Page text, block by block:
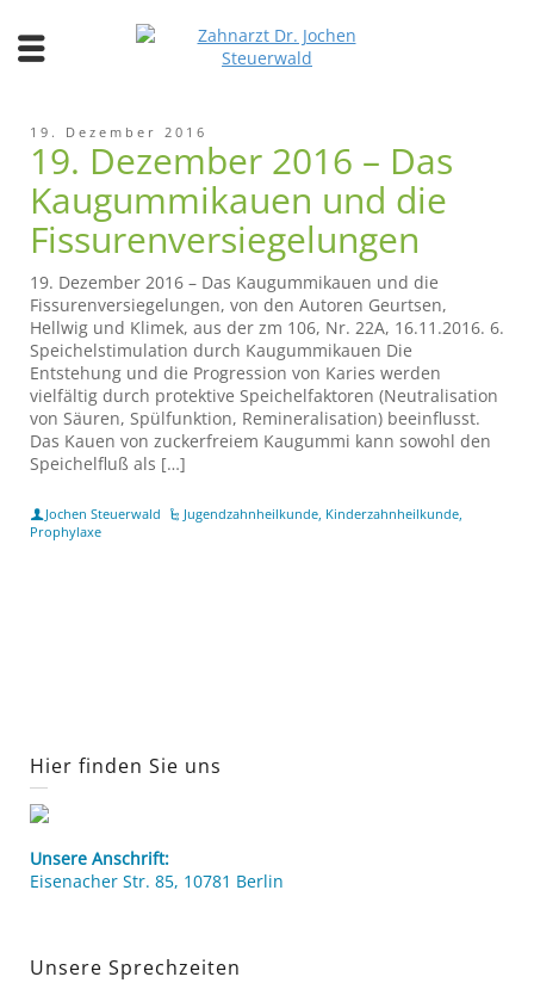
19. Dezember 2016
19. Dezember 2016 – Das
Kaugummikauen und die
Fissurenversiegelungen
19. Dezember 2016 – Das Kaugummikauen und die
Fissurenversiegelungen, von den Autoren Geurtsen,
Hellwig und Klimek, aus der zm 106, Nr. 22A, 16.11.2016. 6.
Speichelstimulation durch Kaugummikauen Die
Entstehung und die Progression von Karies werden
vielfältig durch protektive Speichelfaktoren (Neutralisation
von Säuren, Spülfunktion, Remineralisation) beeinflusst.
Das Kauen von zuckerfreiem Kaugummi kann sowohl den
Speichelfluß als […]
Jochen Steuerwald Jugendzahnheilkunde, Kinderzahnheilkunde,
Prophylaxe
Hier finden Sie uns
Unsere Anschrift:
Eisenacher Str. 85, 10781 Berlin
Unsere Sprechzeiten